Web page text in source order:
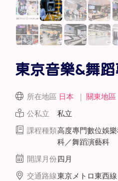
東京音樂&舞
所在地區 日本 ｜ 關東地區
公私立
私立
課程種類高度專門數位娛
科／舞蹈演藝科
開課月份四月
交通路線東京メトロ東西